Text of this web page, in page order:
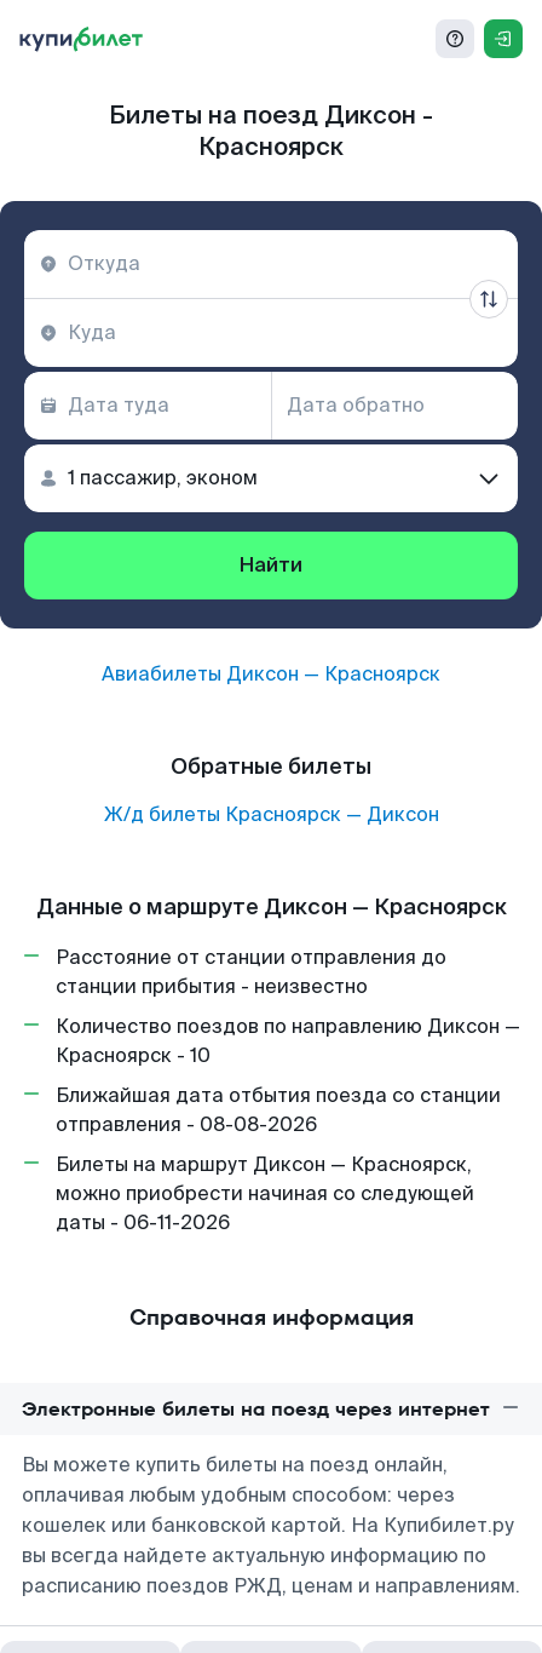
Билеты на поезд Диксон -
Красноярск
Найти
Авиабилеты Диксон — Красноярск
Обратные билеты
Ж/д билеты Красноярск— Диксон
Данные о маршруте Диксон — Красноярск
Расстояние от станции отправления до
станции прибытия - неизвестно
Количество поездов по направлению Диксон —
Красноярск - 10
Ближайшая дата отбытия поезда со станции
отправления - 08-08-2026
Билеты на маршрут Диксон — Красноярск,
можно приобрести начиная со следующей
даты - 06-11-2026
Справочная информация
Электронные билеты на поезд через интернет
Вы можете купить билеты на поезд онлайн,
оплачивая любым удобным способом: через
кошелек или банковской картой. На Купибилет.ру
вы всегда найдете актуальную информацию по
расписанию поездов РЖД, ценам и направлениям.